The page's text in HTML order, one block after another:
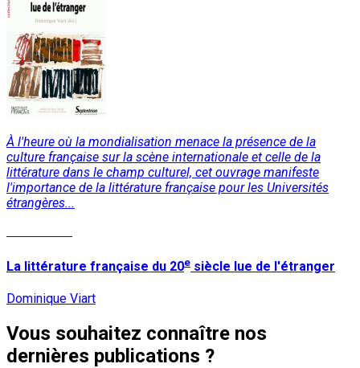
À l'heure où la mondialisation menace la présence de la
culture française sur la scène internationale et celle de la
littérature dans le champ culturel, cet ouvrage manifeste
l'importance de la littérature française pour les Universités
étrangères...
La littérature française du 20e siècle lue de l'étranger
Dominique Viart
Vous souhaitez connaître nos
dernières publications ?